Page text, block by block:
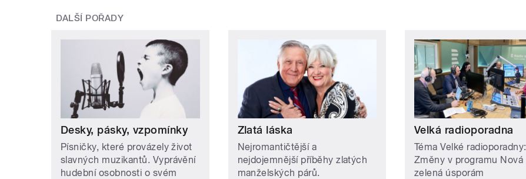
DALŠÍ POŘADY
Desky, pásky, vzpomínky
Písničky, které provázely život
slavných muzikantů. Vyprávění
hudební osobnosti o svém
Zlatá láska
Nejromantičtější a
nejdojemnější příběhy zlatých
manželských párů.
Velká radioporadna
Téma Velké radioporadny:
Změny v programu Nová
zelená úsporám